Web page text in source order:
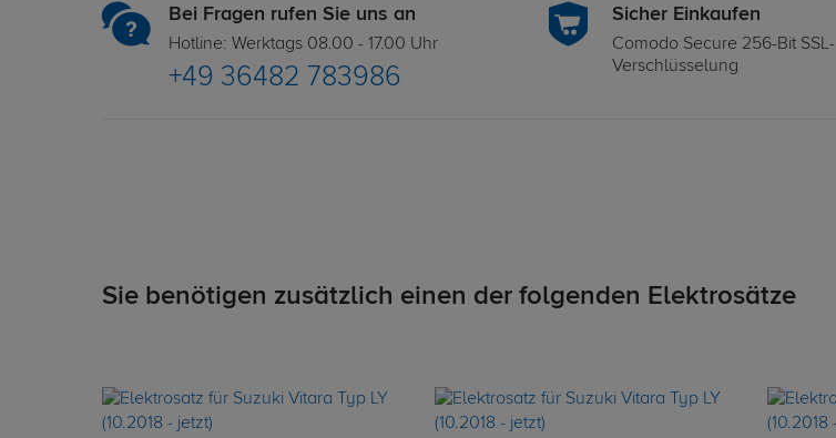
Bei Fragen rufen Sie uns an
Hotline: Werktags 08.00 - 17.00 Uhr
+49 36482 783986
Sicher Einkaufen
Comodo Secure 256-Bit SSL-
Verschlüsselung
Sie benötigen zusätzlich einen der folgenden Elektrosätze